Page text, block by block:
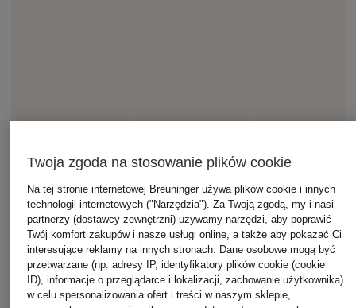
Twoja zgoda na stosowanie plików cookie
Na tej stronie internetowej Breuninger używa plików cookie i innych
technologii internetowych ("Narzędzia"). Za Twoją zgodą, my i nasi
partnerzy (dostawcy zewnętrzni) używamy narzędzi, aby poprawić
Twój komfort zakupów i nasze usługi online, a także aby pokazać Ci
interesujące reklamy na innych stronach. Dane osobowe mogą być
przetwarzane (np. adresy IP, identyfikatory plików cookie (cookie
ID), informacje o przeglądarce i lokalizacji, zachowanie użytkownika)
w celu spersonalizowania ofert i treści w naszym sklepie,